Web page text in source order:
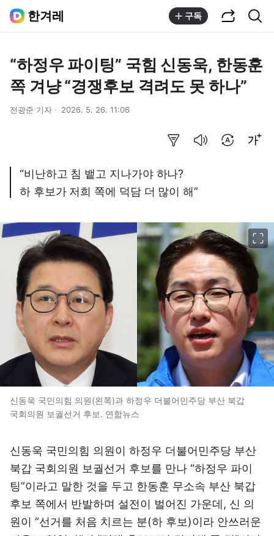
한겨레 구독
“하정우 파이팅” 국힘 신동욱, 한동훈
쪽 겨냥 “경쟁후보 격려도 못 하나”
전광준 기자 2026. 5. 26. 11:06
“비난하고 침 뱉고 지나가야 하나?
하 후보가 저희 쪽에 덕담 더 많이 해”
신동욱 국민의힘 의원(왼쪽)과 하정우 더불어민주당 부산 북갑
국회의원 보궐선거 후보. 연합뉴스
신동욱 국민의힘 의원이 하정우 더불어민주당 부산
북갑 국회의원 보궐선거 후보를 만나 “하정우 파이
팅”이라고 말한 것을 두고 한동훈 무소속 부산 북갑
후보 쪽에서 반발하며 설전이 벌어진 가운데, 신 의
원이 “선거를 처음 치르는 분(하 후보)이라 안쓰러운